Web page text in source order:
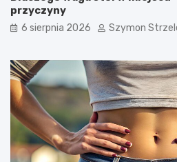
przyczyny
6 sierpnia 2026 Szymon